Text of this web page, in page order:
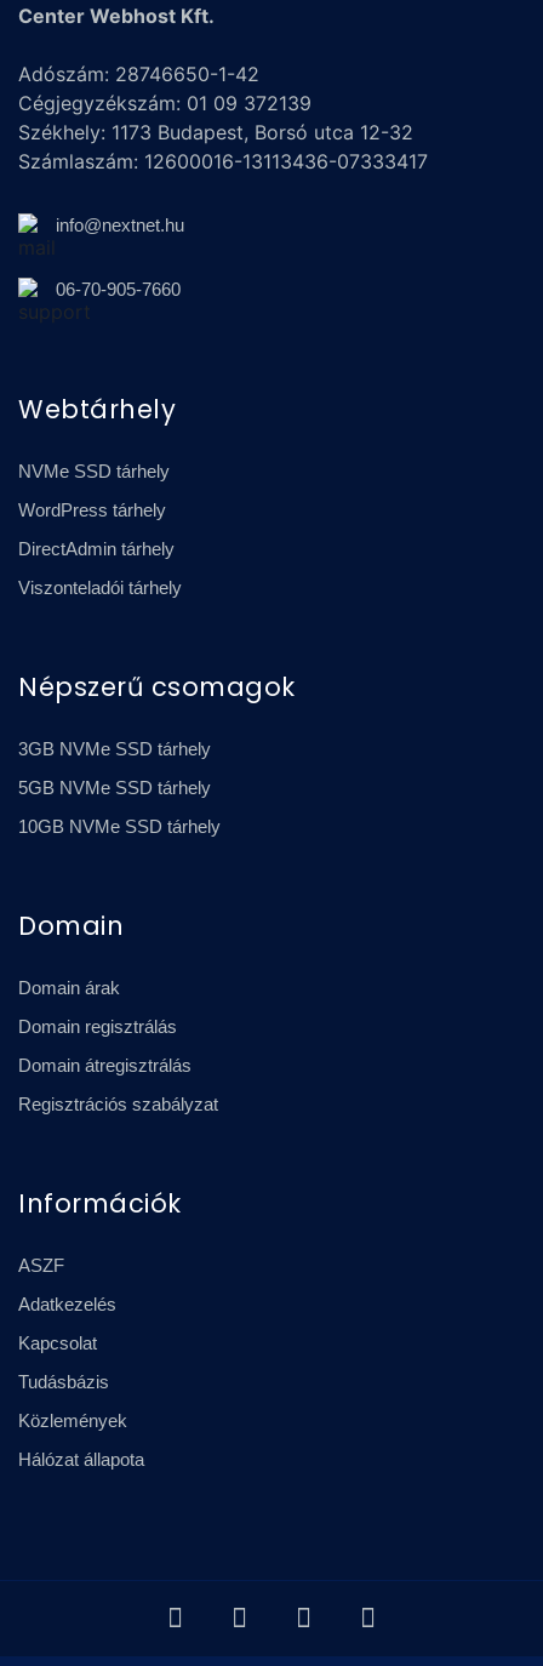
Center Webhost Kft.
Adószám: 28746650-1-42
Cégjegyzékszám: 01 09 372139
Székhely: 1173 Budapest, Borsó utca 12-32
Számlaszám: 12600016-13113436-07333417
info@nextnet.hu
06-70-905-7660
Webtárhely
NVMe SSD tárhely
WordPress tárhely
DirectAdmin tárhely
Viszonteladói tárhely
Népszerű csomagok
3GB NVMe SSD tárhely
5GB NVMe SSD tárhely
10GB NVMe SSD tárhely
Domain
Domain árak
Domain regisztrálás
Domain átregisztrálás
Regisztrációs szabályzat
Információk
ASZF
Adatkezelés
Kapcsolat
Tudásbázis
Közlemények
Hálózat állapota